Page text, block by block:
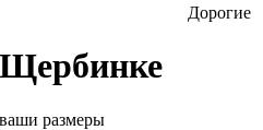
Дорогие
размеры